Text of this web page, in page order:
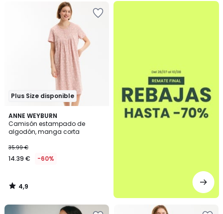
Plus Size disponible
ANNE WEYBURN
Camisón estampado de
algodón, manga corta
35.99 €
14.39 € -60%
4,9
/ 5
4,9
/
.